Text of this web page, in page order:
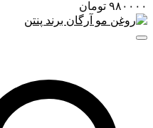
۹۸۰۰۰۰ تومان